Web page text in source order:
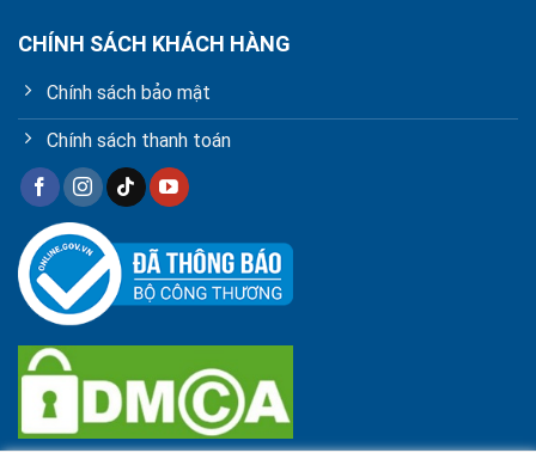
CHÍNH SÁCH KHÁCH HÀNG
Chính sách bảo mật
Chính sách thanh toán